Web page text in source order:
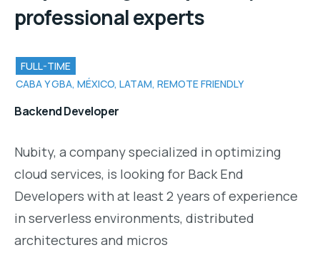
professional experts
FULL-TIME
CABA Y GBA, MÉXICO, LATAM, REMOTE FRIENDLY
Backend Developer
Nubity, a company specialized in optimizing
cloud services, is looking for Back End
Developers with at least 2 years of experience
in serverless environments, distributed
architectures and micros